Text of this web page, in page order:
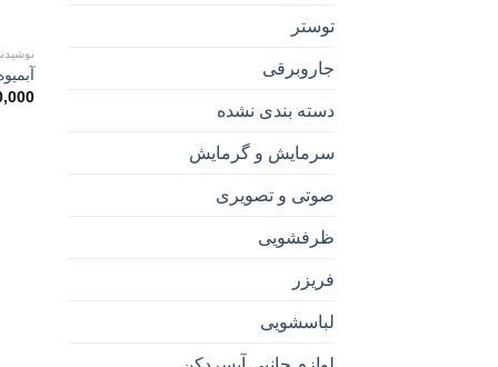
توستر
جاروبرقی
دسته بندی نشده
سرمایش و گرمایش
صوتی و تصویری
ظرفشویی
فریزر
لباسشویی